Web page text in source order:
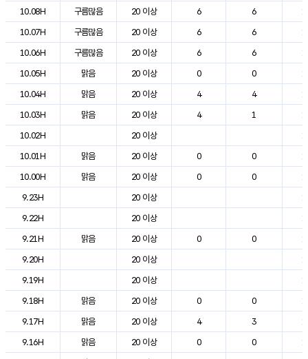
10.08H
구름많음 20 이상 6 6
10.07H
구름많음 20 이상 6 6
10.06H
구름많음 20 이상 6 6
10.05H
맑음 20 이상 0 0
10.04H
맑음 20 이상 4 4
10.03H
맑음 20 이상 4 1
10.02H
20 이상
10.01H
맑음 20 이상 0 0
10.00H
맑음 20 이상 0 0
9.23H
20 이상
9.22H
20 이상
9.21H
맑음 20 이상 0 0
9.20H
20 이상
9.19H
20 이상
9.18H
맑음 20 이상 0 0
9.17H
맑음 20 이상 4 3
9.16H
맑음 20 이상 0 0